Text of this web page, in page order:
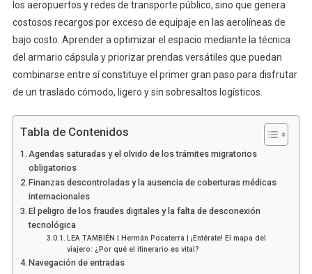
los aeropuertos y redes de transporte público, sino que genera
costosos recargos por exceso de equipaje en las aerolíneas de
bajo costo. Aprender a optimizar el espacio mediante la técnica
del armario cápsula y priorizar prendas versátiles que puedan
combinarse entre sí constituye el primer gran paso para disfrutar
de un traslado cómodo, ligero y sin sobresaltos logísticos.
Tabla de Contenidos
Agendas saturadas y el olvido de los trámites migratorios
obligatorios
Finanzas descontroladas y la ausencia de coberturas médicas
internacionales
El peligro de los fraudes digitales y la falta de desconexión
tecnológica
LEA TAMBIÉN | Hermán Pocaterra | ¡Entérate! El mapa del
viajero: ¿Por qué el itinerario es vital?
Navegación de entradas